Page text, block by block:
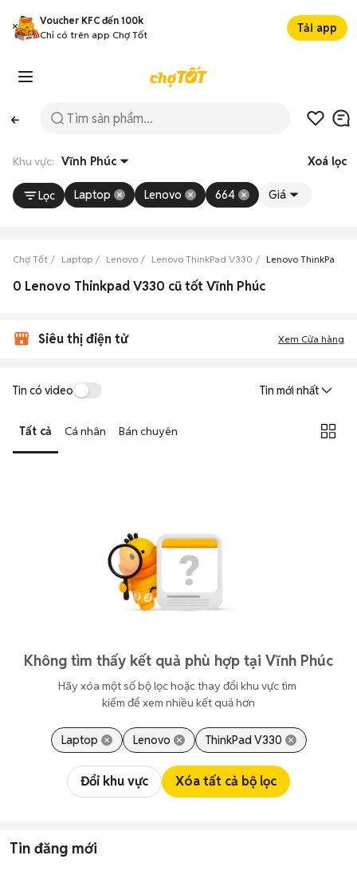
Voucher KFC đến 100k
Chỉ có trên app Chợ Tốt
Tải app
Khu vực: Vĩnh Phúc Xoá lọc
Lọc Laptop Lenovo 664 Giá
Chợ Tốt Laptop Lenovo Lenovo ThinkPad V330 Lenovo ThinkPad
0 Lenovo Thinkpad V330 cũ tốt Vĩnh Phúc
Siêu thị điện tử Xem Cửa hàng
Tin có video Tin mới nhất
Tất cả Cá nhân Bán chuyên
Không tìm thấy kết quả phù hợp tại Vĩnh Phúc
Hãy xóa một số bộ lọc hoặc thay đổi khu vực tìm
kiếm để xem nhiều kết quả hơn
Laptop Lenovo ThinkPad V330
Đổi khu vực Xóa tất cả bộ lọc
Tin đăng mới